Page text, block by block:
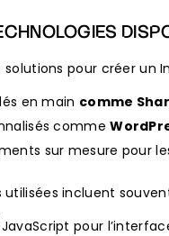
solutions pour créer un
en main comme
comme
sur mesure pour
utilisées incluent
pour